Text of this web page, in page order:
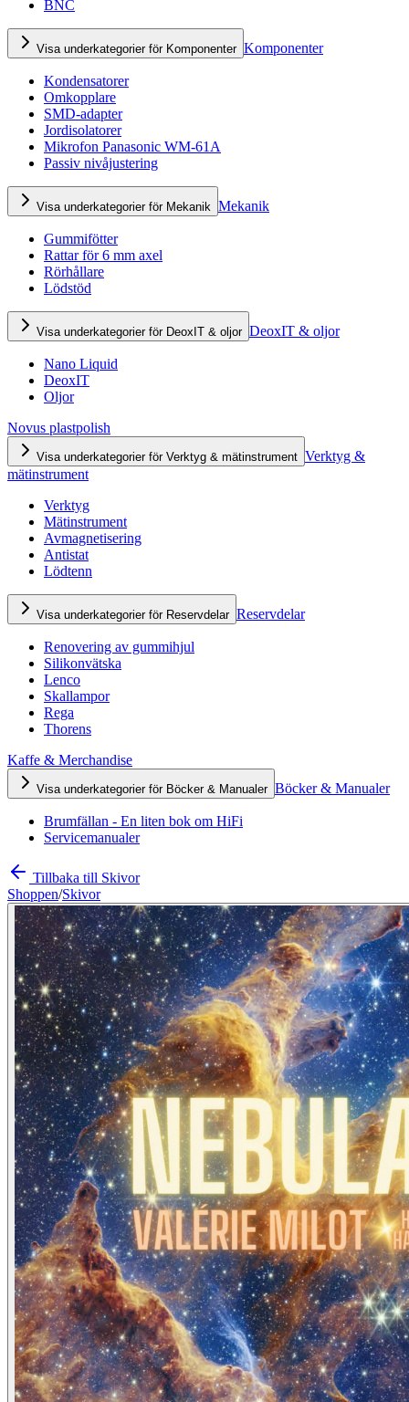
BNC
Visa underkategorier för Komponenter Komponenter
Kondensatorer
Omkopplare
SMD-adapter
Jordisolatorer
Mikrofon Panasonic WM-61A
Passiv nivåjustering
Visa underkategorier för Mekanik Mekanik
Gummifötter
Rattar för 6 mm axel
Rörhållare
Lödstöd
Visa underkategorier för DeoxIT & oljor DeoxIT & oljor
Nano Liquid
DeoxIT
Oljor
Novus plastpolish
Visa underkategorier för Verktyg & mätinstrument Verktyg &
mätinstrument
Verktyg
Mätinstrument
Avmagnetisering
Antistat
Lödtenn
Visa underkategorier för Reservdelar Reservdelar
Renovering av gummihjul
Silikonvätska
Lenco
Skallampor
Rega
Thorens
Kaffe & Merchandise
Visa underkategorier för Böcker & Manualer Böcker & Manualer
Brumfällan - En liten bok om HiFi
Servicemanualer
Tillbaka till Skivor
Shoppen/Skivor